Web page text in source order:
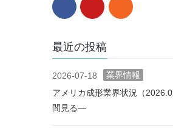
最近の投稿
2026-07-18
業界情報
アメリカ成形業界状況（
間見る―